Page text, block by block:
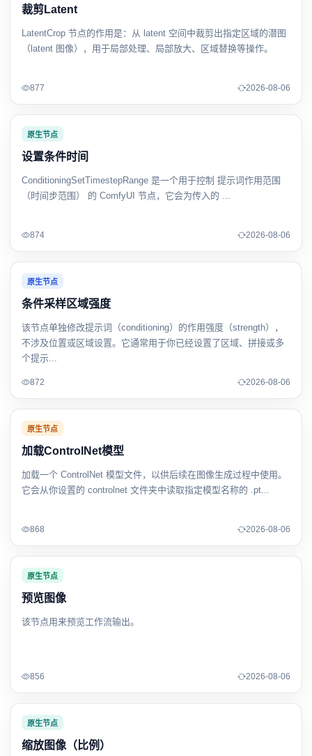
裁剪Latent
LatentCrop 节点的作用是：从 latent 空间中裁剪出指定区域的潜图
（latent 图像），用于局部处理、局部放大、区域替换等操作。
877 2026-08-06
原生节点
设置条件时间
ConditioningSetTimestepRange 是一个用于控制 提示词作用范围
（时间步范围） 的 ComfyUI 节点，它会为传入的 ...
874 2026-08-06
原生节点
条件采样区域强度
该节点单独修改提示词（conditioning）的作用强度（strength），
不涉及位置或区域设置。它通常用于你已经设置了区域、拼接或多
个提示...
872 2026-08-06
原生节点
加载ControlNet模型
加载一个 ControlNet 模型文件，以供后续在图像生成过程中使用。
它会从你设置的 controlnet 文件夹中读取指定模型名称的 .pt...
868 2026-08-06
原生节点
预览图像
该节点用来预览工作流输出。
856 2026-08-06
原生节点
缩放图像（比例）